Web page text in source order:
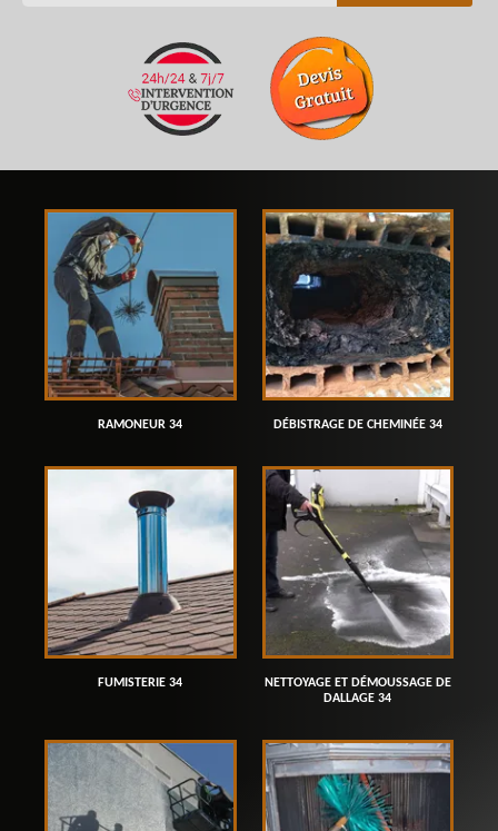
RAMONEUR 34 DÉBISTRAGE DE CHEMINÉE 34
FUMISTERIE 34
NETTOYAGE ET DÉMOUSSAGE DE
DALLAGE 34